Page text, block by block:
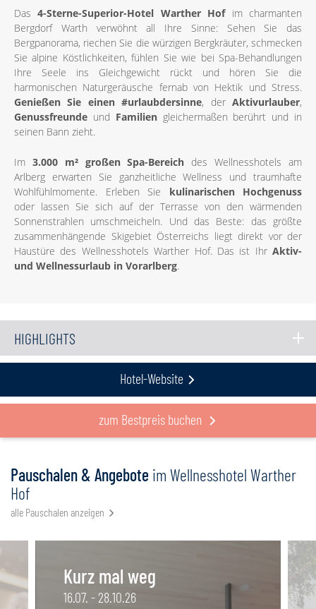
Das4-Sterne-Superior-Hotel Warther Hofim charmanten
Bergdorf Warth verwöhnt all Ihre Sinne: Sehen Sie das
Bergpanorama, riechen Sie die würzigen Bergkräuter, schmecken
Sie alpine Köstlichkeiten, fühlen Sie wie bei Spa-Behandlungen
Ihre Seele ins Gleichgewicht rückt und hören Sie die
harmonischen Naturgeräusche fernab von Hektik und Stress.
Genießen Sie einen #urlaubdersinne, derAktivurlauber,
Genussfreunde und Familien gleichermaßen berührt und in
seinen Bann zieht.
Im 3.000 m² großen Spa-Bereich des Wellnesshotels am
Arlberg erwarten Sie ganzheitliche Wellness und traumhafte
Wohlfühlmomente. Erleben Sie kulinarischen Hochgenuss
oder lassen Sie sich auf der Terrasse von den wärmenden
Sonnenstrahlen umschmeicheln. Und das Beste: das größte
zusammenhängende Skigebiet Österreichs liegt direkt vor der
Haustüre des Wellnesshotels Warther Hof. Das ist Ihr Aktiv-
und Wellnessurlaub in Vorarlberg.
HIGHLIGHTS
Hotel-Website
zum Bestpreis buchen
Pauschalen & Angebote im Wellnesshotel Warther
Hof
alle Pauschalen anzeigen
Kurz mal weg
16.07. - 28.10.26